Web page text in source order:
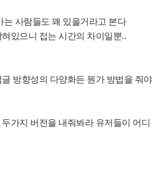
는 사람들도 꽤 있을거라고 본다
있으니 접는 시간의 차이일뿐..
방향성의 다양화든 뭔가 방법을 줘야
가지 버전을 내줘봐라 유저들이 어디